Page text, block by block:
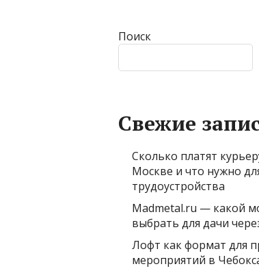
Поиск
Свежие
Сколько платят
Москве и что нужно
трудоустройства
Madmetal.ru — какой
выбрать для дачи
Лофт как формат для
мероприятий в